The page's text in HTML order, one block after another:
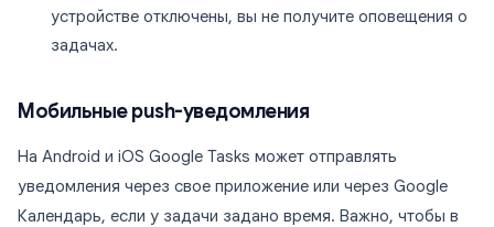
устройстве отключены, вы не получите оповещения о
задачах.
Мобильные push-уведомления
На Android и iOS Google Tasks может отправлять
уведомления через свое приложение или через Google
Календарь, если у задачи задано время. Важно, чтобы в